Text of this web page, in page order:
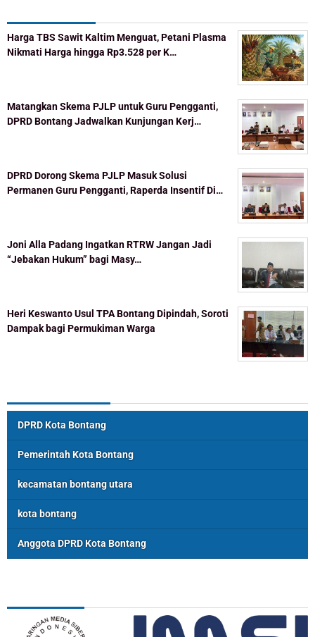
Harga TBS Sawit Kaltim Menguat, Petani Plasma
Nikmati Harga hingga Rp3.528 per K…
Matangkan Skema PJLP untuk Guru Pengganti,
DPRD Bontang Jadwalkan Kunjungan Kerj…
DPRD Dorong Skema PJLP Masuk Solusi
Permanen Guru Pengganti, Raperda Insentif Di…
Joni Alla Padang Ingatkan RTRW Jangan Jadi
“Jebakan Hukum” bagi Masy…
Heri Keswanto Usul TPA Bontang Dipindah, Soroti
Dampak bagi Permukiman Warga
DPRD Kota Bontang
Pemerintah Kota Bontang
kecamatan bontang utara
kota bontang
Anggota DPRD Kota Bontang